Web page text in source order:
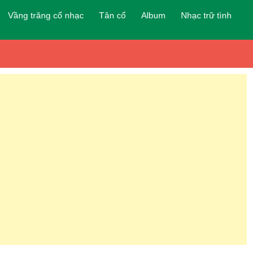
Vầng trăng cổ nhạc Tân cổ Album Nhạc trữ tình